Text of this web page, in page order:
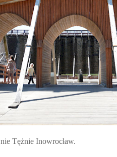
Tężnie Inowrocław.